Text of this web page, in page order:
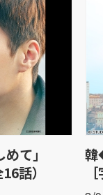
ット版＞
韓